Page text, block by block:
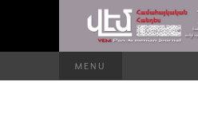
MENU